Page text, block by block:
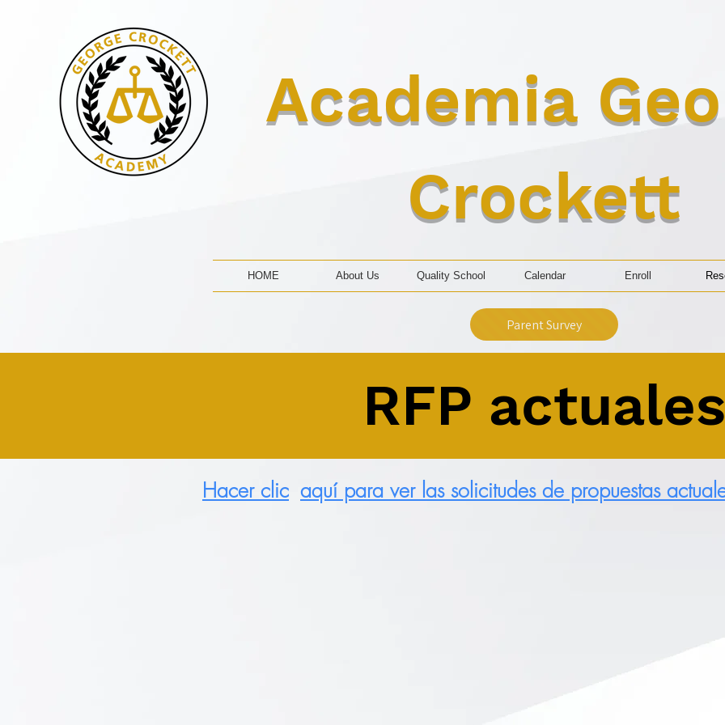
Academia
Crockett
HOME About Us Quality School Calendar Enroll
Parent Survey
RFP actuales
Hacer clic aquí para ver las solicitudes de propuestas